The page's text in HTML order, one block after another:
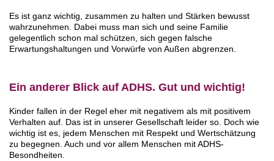
Es ist ganz wichtig, zusammen zu halten und Stärken bewusst
wahrzunehmen. Dabei muss man sich und seine Familie
gelegentlich schon mal schützen, sich gegen falsche
Erwartungshaltungen und Vorwürfe von Außen abgrenzen.
Ein anderer Blick auf ADHS. Gut und wichtig!
Kinder fallen in der Regel eher mit negativem als mit positivem
Verhalten auf. Das ist in unserer Gesellschaft leider so. Doch wie
wichtig ist es, jedem Menschen mit Respekt und Wertschätzung
zu begegnen. Auch und vor allem Menschen mit ADHS-
Besondheiten.